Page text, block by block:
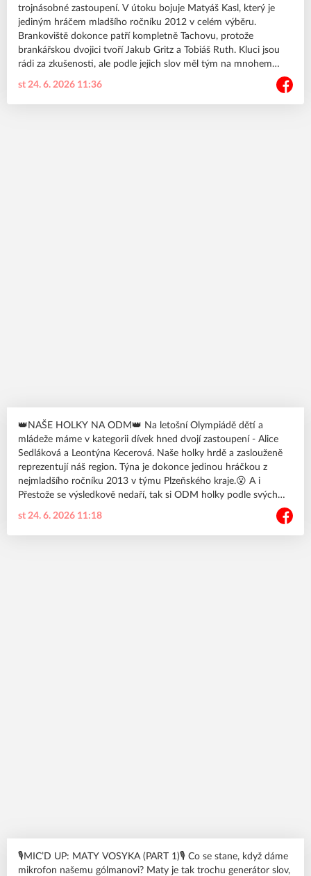
trojnásobné zastoupení. V útoku bojuje Matyáš Kasl, který je
jediným hráčem mladšího ročníku 2012 v celém výběru.
Brankoviště dokonce patří kompletně Tachovu, protože
brankářskou dvojici tvoří Jakub Gritz a Tobiáš Ruth. Kluci jsou
rádi za zkušenosti, ale podle jejich slov měl tým na mnohem
st 24. 6. 2026 11:36
👑NAŠE HOLKY NA ODM👑 Na letošní Olympiádě dětí a
mládeže máme v kategorii dívek hned dvojí zastoupení - Alice
Sedláková a Leontýna Kecerová. Naše holky hrdě a zaslouženě
reprezentují náš region. Týna je dokonce jedinou hráčkou z
nejmladšího ročníku 2013 v týmu Plzeňského kraje.😮 A i
Přestože se výsledkově nedaří, tak si ODM holky podle svých
st 24. 6. 2026 11:18
🎙️MIC’D UP: MATY VOSYKA (PART 1)🎙️ Co se stane, když dáme
mikrofon našemu gólmanovi? Maty je tak trochu generátor slov,